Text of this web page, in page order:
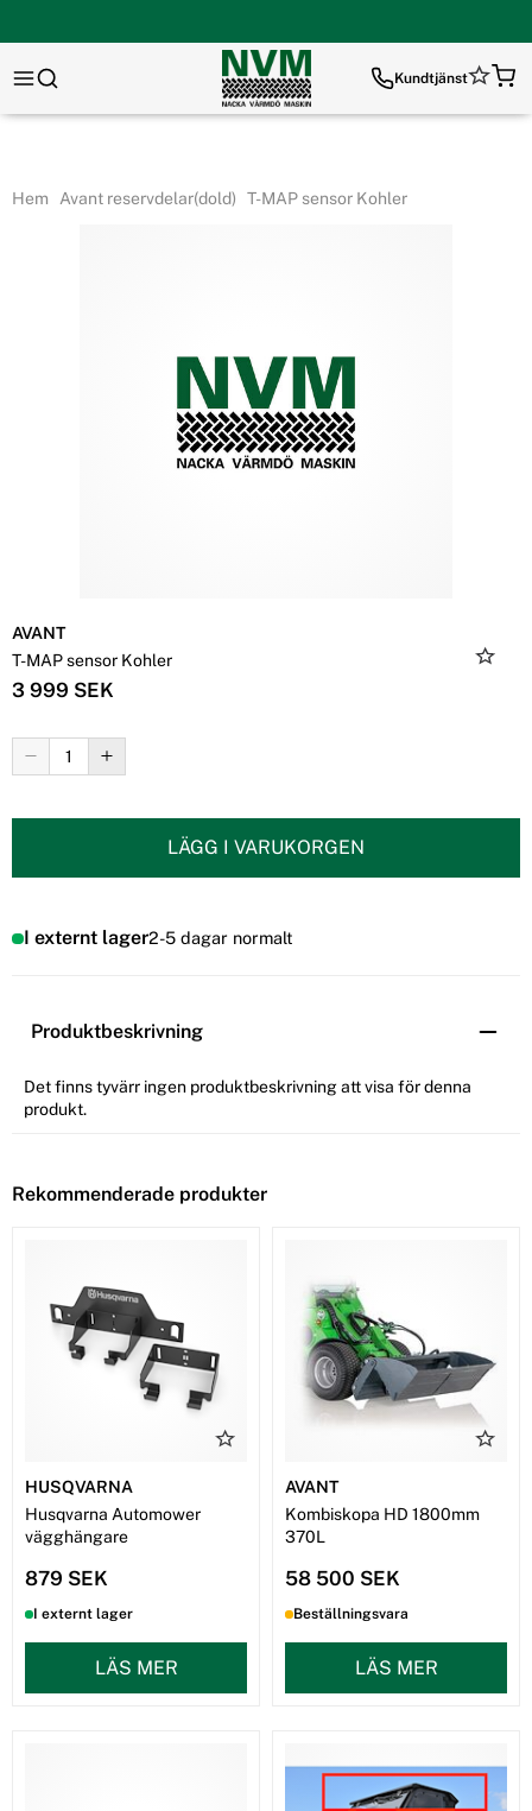
Kundtjänst
Hem Avant reservdelar(dold) T-MAP sensor Kohler
AVANT
T-MAP sensor Kohler
3 999 SEK
LÄGG I VARUKORGEN
I externt lager2-5 dagar normalt
Produktbeskrivning
Det finns tyvärr ingen produktbeskrivning att visa för denna
produkt.
Rekommenderade produkter
HUSQVARNA
Husqvarna Automower
vägghängare
879 SEK
I externt lager
LÄS MER
AVANT
Kombiskopa HD 1800mm
370L
58 500 SEK
Beställningsvara
LÄS MER